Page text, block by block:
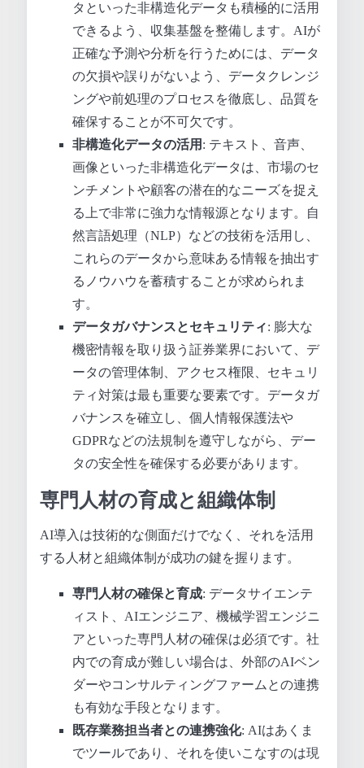
タといった非構造化データも積極的に活用
できるよう、収集基盤を整備します。AIが
正確な予測や分析を行うためには、データ
の欠損や誤りがないよう、データクレンジ
ングや前処理のプロセスを徹底し、品質を
確保することが不可欠です。
非構造化データの活用 : テキスト、音声、
画像といった非構造化データは、市場のセ
ンチメントや顧客の潜在的なニーズを捉え
る上で非常に強力な情報源となります。自
然言語処理（NLP）などの技術を活用し、
これらのデータから意味ある情報を抽出す
るノウハウを蓄積することが求められま
す。
データガバナンスとセキュリティ: 膨大な
機密情報を取り扱う証券業界において、デ
ータの管理体制、アクセス権限、セキュリ
ティ対策は最も重要な要素です。データガ
バナンスを確立し、個人情報保護法や
GDPRなどの法規制を遵守しながら、デー
タの安全性を確保する必要があります。
専門人材の育成と組織体制
AI導入は技術的な側面だけでなく、それを活用
する人材と組織体制が成功の鍵を握ります。
専門人材の確保と育成: データサイエンテ
ィスト、AIエンジニア、機械学習エンジニ
アといった専門人材の確保は必須です。社
内での育成が難しい場合は、外部のAIベン
ダーやコンサルティングファームとの連携
も有効な手段となります。
既存業務担当者との連携強化: AIはあくま
でツールであり、それを使いこなすのは現